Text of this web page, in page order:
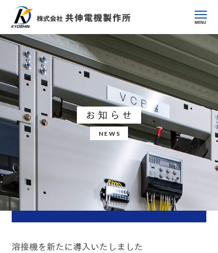
MENU
お知らせ
NEWS
溶接機を新たに導入いたしました